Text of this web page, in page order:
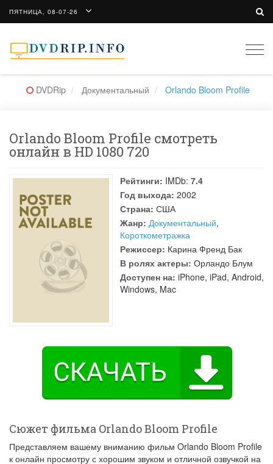
ПЯТНИЦА, 08-07-26
DVDRip Документальный Orlando Bloom Profile
Orlando Bloom Profile смотреть
онлайн в HD 1080 720
Рейтинги: IMDb: 7.4
Год выхода: 2002
Страна: США
Жанр: Документальный,
Короткометражка
Режиссер: Карина Френд Бак
В ролях актеры: Орландо Блум
Доступен на: iPhone, iPad, Android,
Windows, Mac
Сюжет фильма Orlando Bloom Profile
Представляем вашему вниманию фильм Orlando Bloom Profile
к онлайн просмотру с хорошим звуком и отличной озвучкой на